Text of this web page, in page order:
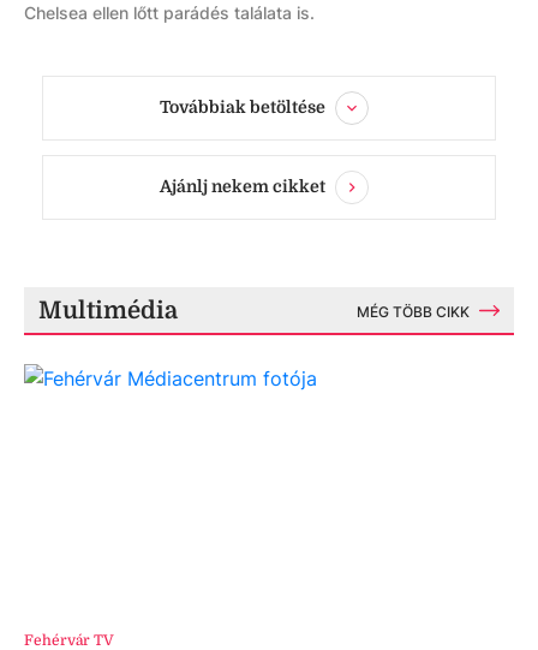
Chelsea ellen lőtt parádés találata is.
Továbbiak betöltése
Ajánlj nekem cikket
Multimédia MÉG TÖBB CIKK
Fehérvár TV